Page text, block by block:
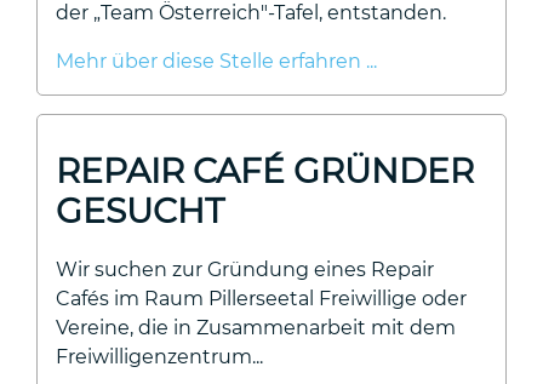
der „Team Österreich"-Tafel, entstanden.
Mehr über diese Stelle erfahren ...
REPAIR CAFÉ GRÜNDER
GESUCHT
Wir suchen zur Gründung eines Repair
Cafés im Raum Pillerseetal Freiwillige oder
Vereine, die in Zusammenarbeit mit dem
Freiwilligenzentrum...